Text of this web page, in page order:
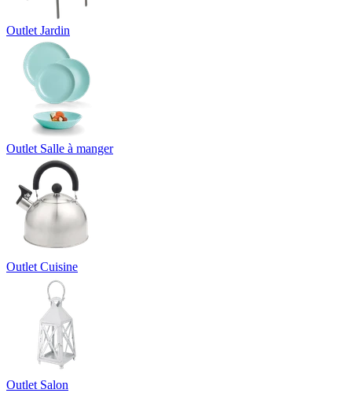
Outlet Jardin
Outlet Salle à manger
Outlet Cuisine
Outlet Salon